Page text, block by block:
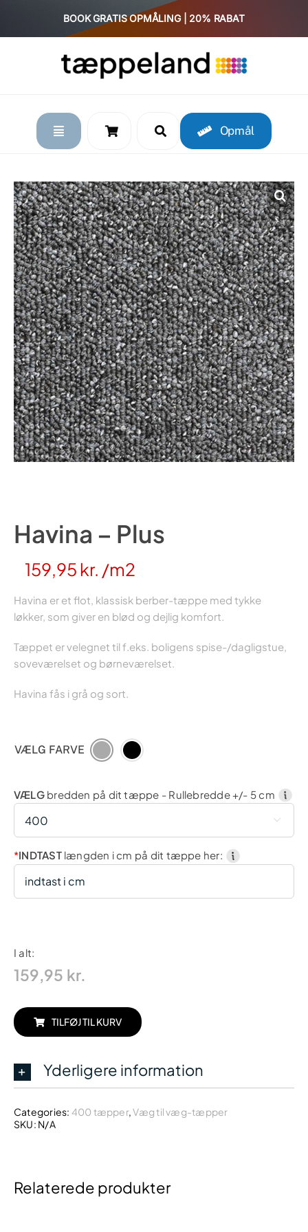
content
BOOK GRATIS OPMÅLING | 20% RABAT
Opmål
Havina – Plus
159,95 kr. /m2
Havina er et flot, klassisk berber-tæppe med tykke
løkker, som giver en blød og dejlig komfort.
Tæppet er velegnet til f.eks. boligens spise-/dagligstue,
soveværelset og børneværelset.
Havina fås i grå og sort.
VÆLG FARVE
VÆLGbredden på dit tæppe - Rullebredde +/- 5 cm

*INDTASTlængden i cm på dit tæppe her:
I alt:
159,95 kr.
TILFØJ TIL KURV
Yderligere information
Categories: 400 tæpper,Væg til væg-tæpper
SKU: N/A
Relaterede produkter